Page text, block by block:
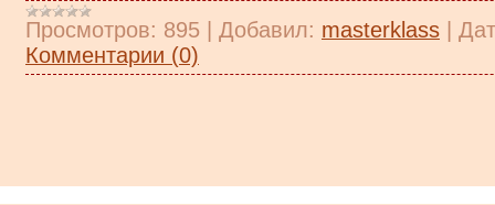
Просмотров: 895 Добавил: masterklass
Комментарии (0)